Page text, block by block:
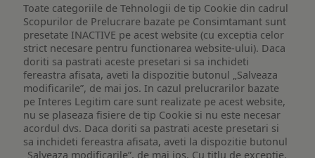
Toate categoriile de Tehnologii de tip Cookie din cadrul
Scopurilor de Prelucrare bazate pe Consimtamant sunt
presetate INACTIVE pe acest website (cu exceptia celor
strict necesare pentru functionarea website-ului). Daca
doriti sa pastrati aceste presetari si sa inchideti
fereastra afisata, aveti la dispozitie butonul „Salveaza
modificarile”, de mai jos. In cazul prelucrarilor bazate
pe Interes Legitim care sunt realizate pe acest website,
nu se plaseaza fisiere de tip Cookie si nu este necesar
acordul dvs. Daca doriti sa pastrati aceste presetari si
sa inchideti fereastra afisata, aveti la dispozitie butonul
„Salveaza modificarile”, de mai jos. Cu titlu de exceptie,